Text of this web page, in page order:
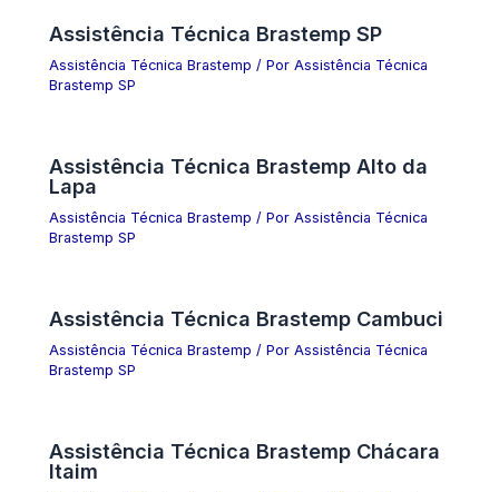
Assistência Técnica Brastemp SP
Assistência Técnica Brastemp / PorAssistência Técnica
Brastemp SP
Assistência Técnica Brastemp Alto da
Lapa
Assistência Técnica Brastemp / PorAssistência Técnica
Brastemp SP
Assistência Técnica Brastemp Cambuci
Assistência Técnica Brastemp / PorAssistência Técnica
Brastemp SP
Assistência Técnica Brastemp Chácara
Itaim